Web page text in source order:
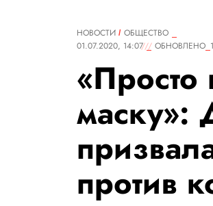
НОВОСТИ
ОБЩЕСТВО
01.07.2020, 14:07
ОБНОВЛЕНО
«Просто
маску»:
против